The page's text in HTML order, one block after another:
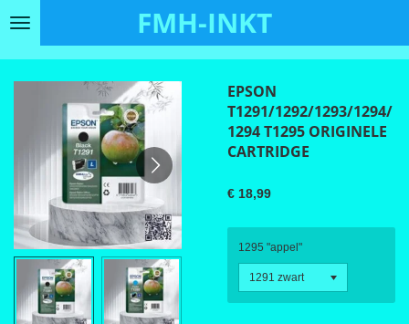
Ga
FMH-INKT
EPSON
T1291/1292/1293/1294/
1294 T1295 ORIGINELE
CARTRIDGE
€ 18,99
1295 "appel"